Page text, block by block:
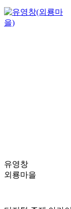
유영창
외룡마을